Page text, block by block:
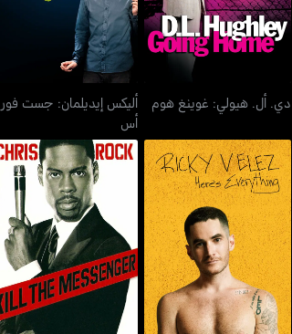
دي. أل. هيولي: غوينغ هوم
أليكس إيديلمان: جست فور
أس
ريكي فيليز: هيرز إيفريثينغ كريس روك: كيل ذا ماسينجر